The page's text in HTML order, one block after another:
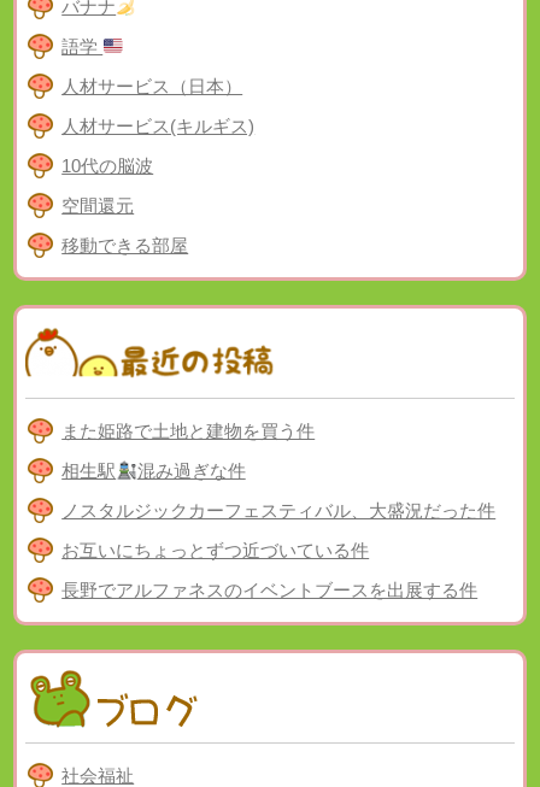
バナナ
語学
人材サービス（日本）
人材サービス(キルギス)
10代の脳波
空間還元
移動できる部屋
また姫路で土地と建物を買う件
相生駅
混み過ぎな件
ノスタルジックカーフェスティバル、大盛況だった件
お互いにちょっとずつ近づいている件
長野でアルファネスのイベントブースを出展する件
社会福祉